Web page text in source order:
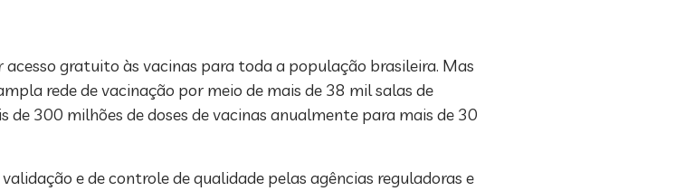
gratuito às vacinas para toda a população brasileira. Mas
rede de vacinação por meio de mais de 38 mil salas de
300 milhões de doses de vacinas anualmente para mais de 30
e de controle de qualidade pelas agências reguladoras e